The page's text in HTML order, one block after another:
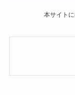
本サイト